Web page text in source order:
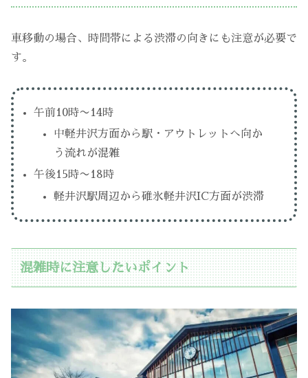
車移動の場合、時間帯による渋滞の向きにも注意が必要で
す。
午前10時〜14時
中軽井沢方面から駅・アウトレットへ向か
う流れが混雑
午後15時〜18時
軽井沢駅周辺から碓氷軽井沢IC方面が渋滞
混雑時に注意したいポイント